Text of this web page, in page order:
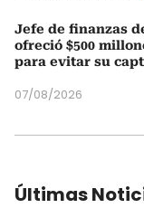
Jefe de finanzas
ofreció $500
para evitar su
07/08/2026
Últimas